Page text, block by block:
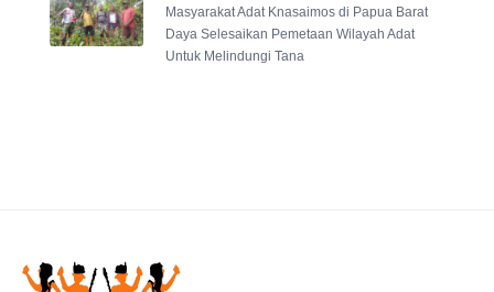
Masyarakat Adat Knasaimos di Papua Barat
Daya Selesaikan Pemetaan Wilayah Adat
Untuk Melindungi Tana